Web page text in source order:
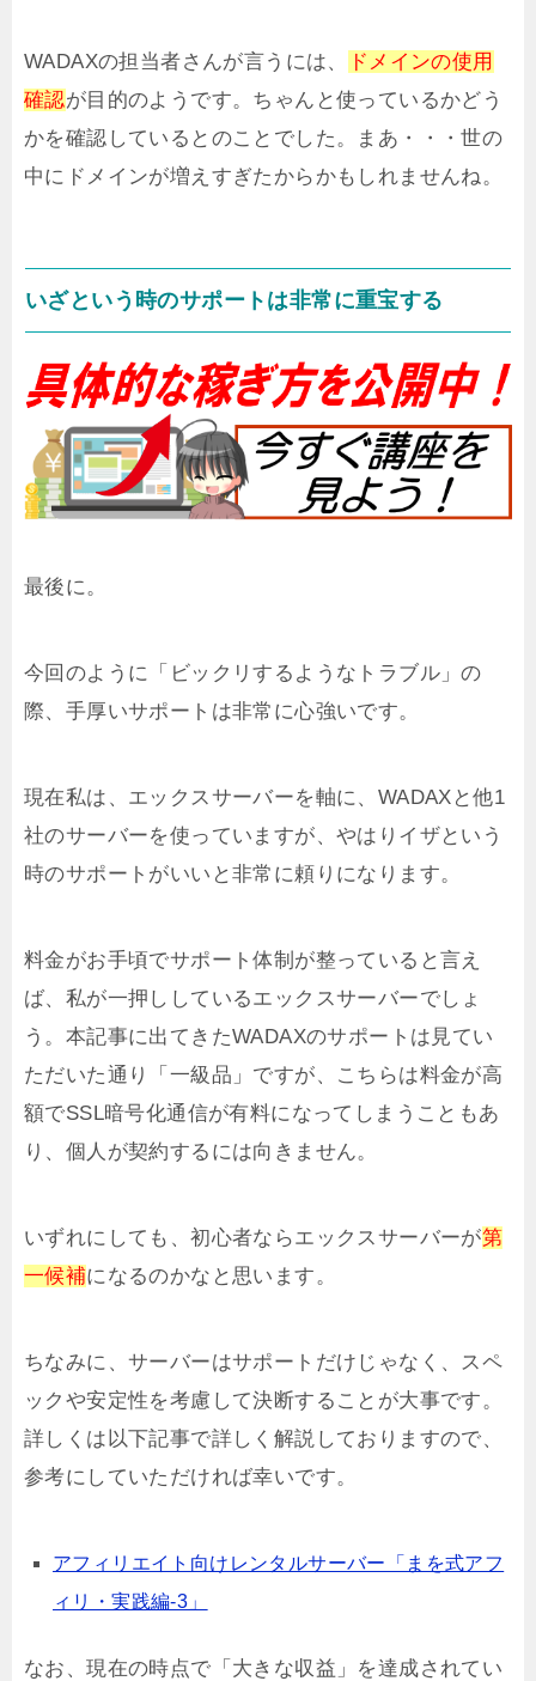
WADAXの担当者さんが言うには、
ドメインの使用
確認が目的のようです。ちゃんと使っているかどう
かを確認しているとのことでした。まあ・・・世の
中にドメインが増えすぎたからかもしれませんね。
いざという時のサポートは非常に重宝する
最後に。
今回のように「ビックリするようなトラブル」の
際、手厚いサポートは非常に心強いです。
現在私は、エックスサーバーを軸に、WADAXと他1
社のサーバーを使っていますが、やはりイザという
時のサポートがいいと非常に頼りになります。
料金がお手頃でサポート体制が整っていると言え
ば、私が一押ししているエックスサーバーでしょ
う。本記事に出てきたWADAXのサポートは見てい
ただいた通り「一級品」ですが、こちらは料金が高
額でSSL暗号化通信が有料になってしまうこともあ
り、個人が契約するには向きません。
いずれにしても、初心者ならエックスサーバーが第
一候補になるのかなと思います。
ちなみに、サーバーはサポートだけじゃなく、スペ
ックや安定性を考慮して決断することが大事です。
詳しくは以下記事で詳しく解説しておりますので、
参考にしていただければ幸いです。
アフィリエイト向けレンタルサーバー「まを式アフ
ィリ・実践編-3」
なお、現在の時点で「大きな収益」を達成されてい